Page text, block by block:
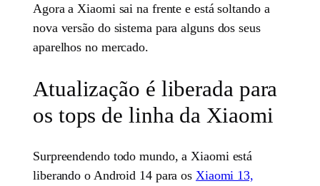
Agora a Xiaomi sai na frente e está soltando a
nova versão do sistema para alguns dos seus
aparelhos no mercado.
Atualização é liberada para
os tops de linha da Xiaomi
Surpreendendo todo mundo, a Xiaomi está
liberando o Android 14 para os Xiaomi 13,